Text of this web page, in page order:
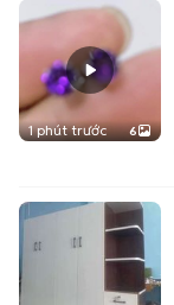
1 phút trước 6